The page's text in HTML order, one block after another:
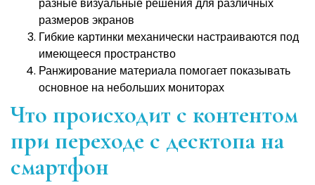
разные визуальные решения для различных
размеров экранов
Гибкие картинки механически настраиваются под
имеющееся пространство
Ранжирование материала помогает показывать
основное на небольших мониторах
Что происходит с контентом
при переходе с десктопа на
смартфон